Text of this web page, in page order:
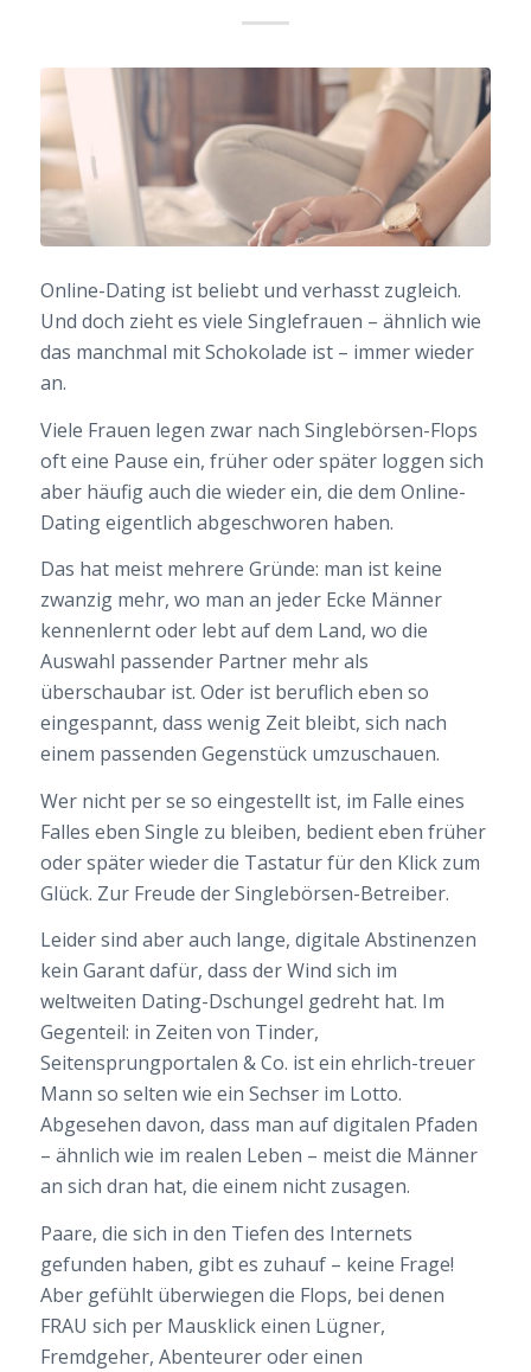
Online-Dating ist beliebt und verhasst zugleich.
Und doch zieht es viele Singlefrauen – ähnlich wie
das manchmal mit Schokolade ist – immer wieder
an.
Viele Frauen legen zwar nach Singlebörsen-Flops
oft eine Pause ein, früher oder später loggen sich
aber häufig auch die wieder ein, die dem Online-
Dating eigentlich abgeschworen haben.
Das hat meist mehrere Gründe: man ist keine
zwanzig mehr, wo man an jeder Ecke Männer
kennenlernt oder lebt auf dem Land, wo die
Auswahl passender Partner mehr als
überschaubar ist. Oder ist beruflich eben so
eingespannt, dass wenig Zeit bleibt, sich nach
einem passenden Gegenstück umzuschauen.
Wer nicht per se so eingestellt ist, im Falle eines
Falles eben Single zu bleiben, bedient eben früher
oder später wieder die Tastatur für den Klick zum
Glück. Zur Freude der Singlebörsen-Betreiber.
Leider sind aber auch lange, digitale Abstinenzen
kein Garant dafür, dass der Wind sich im
weltweiten Dating-Dschungel gedreht hat. Im
Gegenteil: in Zeiten von Tinder,
Seitensprungportalen & Co. ist ein ehrlich-treuer
Mann so selten wie ein Sechser im Lotto.
Abgesehen davon, dass man auf digitalen Pfaden
– ähnlich wie im realen Leben – meist die Männer
an sich dran hat, die einem nicht zusagen.
Paare, die sich in den Tiefen des Internets
gefunden haben, gibt es zuhauf – keine Frage!
Aber gefühlt überwiegen die Flops, bei denen
FRAU sich per Mausklick einen Lügner,
Fremdgeher, Abenteurer oder einen